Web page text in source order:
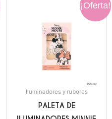
¡Oferta!
Iluminadores y rubores
PALETA DE
precio
original
$35.000.
precio
actual